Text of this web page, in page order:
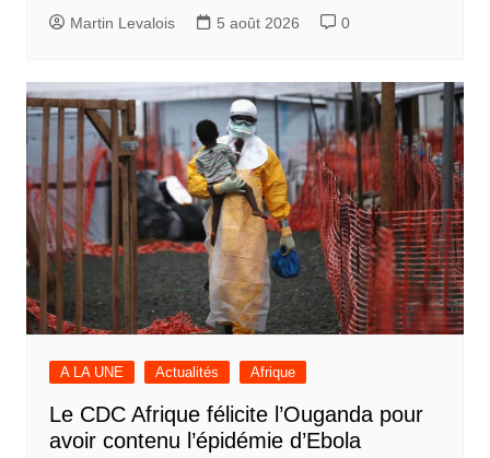
Martin Levalois 5 août 2026 0
A LA UNE Actualités Afrique
Le CDC Afrique félicite l’Ouganda pour
avoir contenu l’épidémie d’Ebola